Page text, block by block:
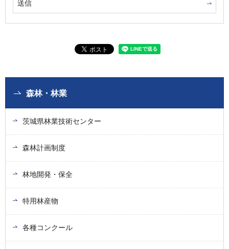
森林・林業
茨城県林業技術センター
森林計画制度
林地開発・保全
特用林産物
各種コンクール